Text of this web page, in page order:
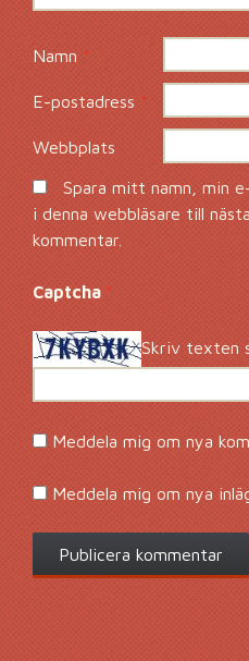
Namn*
E-postadress*
Webbplats
Spara mitt namn, min
i denna webbläsare till
kommentar.
Captcha *
Skriv texten
Meddela mig om nya
Meddela mig om nya